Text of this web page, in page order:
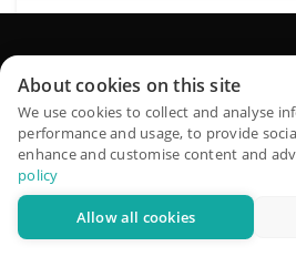
4741
Just A Coin
$JAC
$0.00020316
Capitalização de
mercado
$193,267
QuantPilot é uma plataforma
agentes autônomos criam, fazem
estratégias e conduzem pesquisas
Experimente grátis
About cookies on this site
We use cookies to collect and analyse
performance and usage, to provide
enhance and customise content and
policy
Allow all cookies